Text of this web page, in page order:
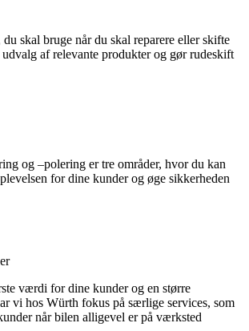
skal bruge når du skal reparere eller skifte
udvalg af relevante produkter og gør rudeskift
og –polering er tre områder, hvor du kan
for dine kunder og øge sikkerheden
værdi for dine kunder og en større
vi hos Würth fokus på særlige services, som
når bilen alligevel er på værksted